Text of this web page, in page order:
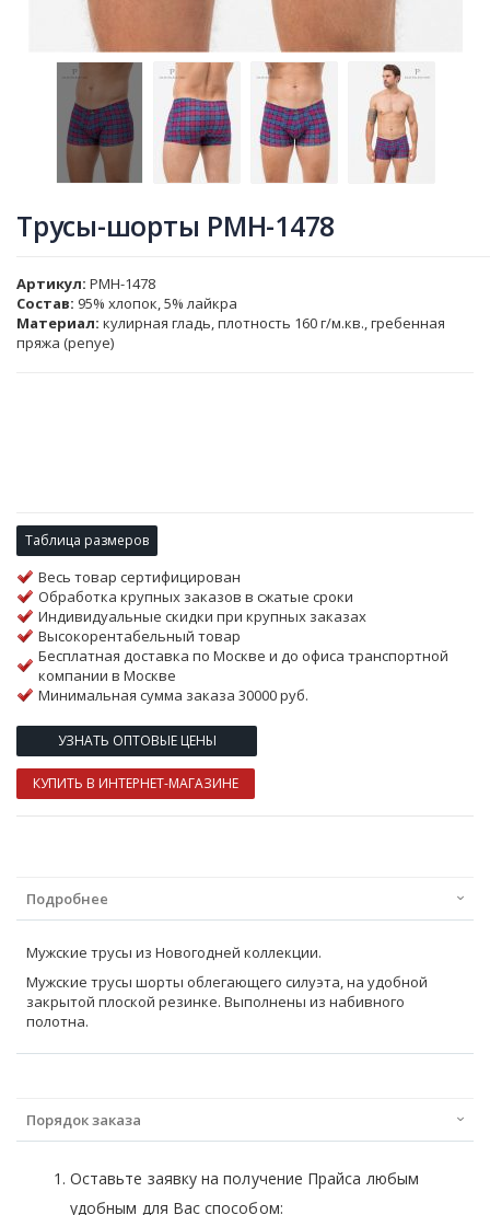
Трусы-шорты PMH-1478
Артикул PMH-1478
Состав: 95% хлопок, 5% лайкра
Материал: кулирная гладь, плотность 160 г/м.кв., гребенная
пряжа (penye)
Таблица размеров
Весь товар сертифицирован
Обработка крупных заказов в сжатые сроки
Индивидуальные скидки при крупных заказах
Высокорентабельный товар
Бесплатная доставка по Москве и до офиса транспортной
компании в Москве
Минимальная сумма заказа 30000 руб.
УЗНАТЬ ОПТОВЫЕ ЦЕНЫ
КУПИТЬ В ИНТЕРНЕТ-МАГАЗИНЕ
Подробнее
Мужские трусы из Новогодней коллекции.
Мужские трусы шорты облегающего силуэта, на удобной
закрытой плоской резинке. Выполнены из набивного
полотна.
Порядок заказа
Оставьте заявку на получение Прайса любым
удобным для Вас способом: